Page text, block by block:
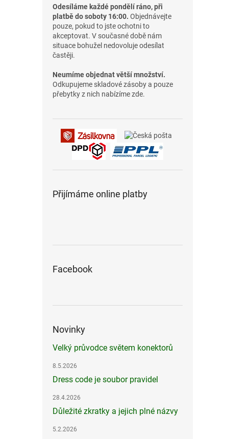
Odesíláme každé pondělí ráno, při
platbě do soboty 16:00. Objednávejte
pouze, pokud to jste ochotni to
akceptovat. V současné době nám
situace bohužel nedovoluje odesílat
častěji.
Neumíme objednat větší množství.
Odkupujeme skladové zásoby a pouze
přebytky z nich nabízíme zde.
Přijímáme online platby
Facebook
Novinky
Velký průvodce světem konektorů
8.5.2026
Dress code je soubor pravidel
28.4.2026
Důležité zkratky a jejich plné názvy
5.2.2026